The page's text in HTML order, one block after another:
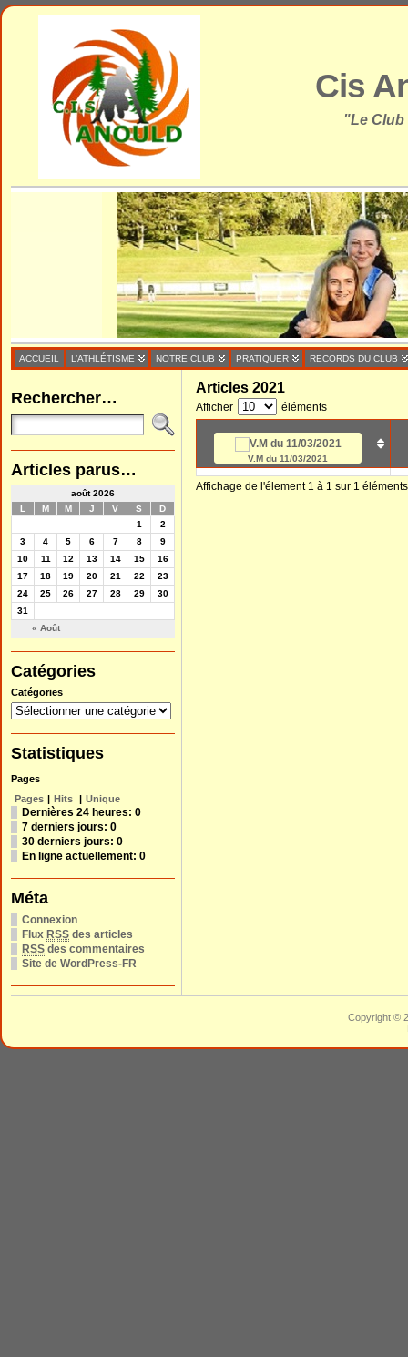
Cis
"Le Club
ACCUEIL L’ATHLÉTISME NOTRE CLUB PRATIQUER RECORDS DU CLUB
Rechercher…
Articles parus…
août 2026
L
M M J V S D
« Août
1
2
3
4 5 6 7 8
9
10
11 12 13 14 15
16
17
18 19 20 21 22
23
24
25 26 27 28 29
30
31
Catégories
Catégories
Statistiques
Pages
Pages | Hits | Unique
Dernières 24 heures: 0
7 derniers jours: 0
30 derniers jours: 0
En ligne actuellement: 0
Méta
Connexion
Flux RSS des articles
RSS des commentaires
Site de WordPress-FR
Articles 2021
Afficher éléments
V.M du 11/03/2021
Affichage de l'élement 1 à 1 sur 1 éléments
Copyright ©